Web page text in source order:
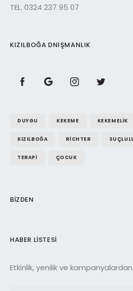
TEL. 0324 237 95 07
KIZILBOĞA DNIŞMANLIK
DUYGU KEKEME KEKEMELIK
KIZILBOĞA RICHTER
TERAPI ÇOCUK
BIZDEN
HABER LISTESI
Etkinlik, yenilik ve